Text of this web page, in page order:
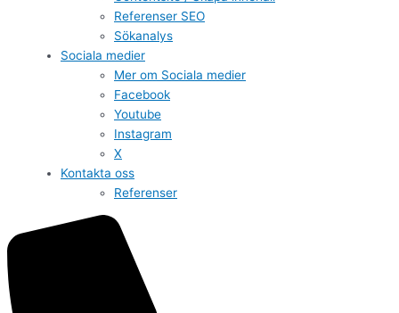
Referenser SEO
Sökanalys
Sociala medier
Mer om Sociala medier
Facebook
Youtube
Instagram
X
Kontakta oss
Referenser